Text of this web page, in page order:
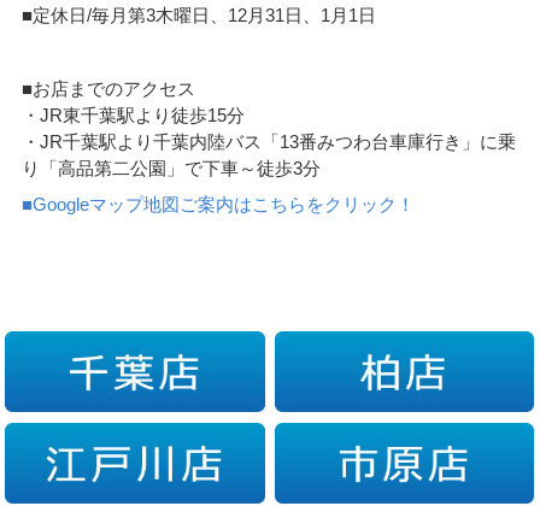
■定休日/毎月第3木曜日、12月31日、1月1日
■お店までのアクセス
・JR東千葉駅より徒歩15分
・JR千葉駅より千葉内陸バス「13番みつわ台車庫行き」に乗
り「高品第二公園」で下車～徒歩3分
■Googleマップ地図ご案内はこちらをクリック！